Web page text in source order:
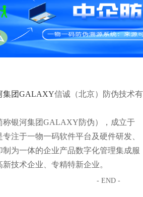
集团GALAXY信诚（北京）防伪技术有
称银河集团GALAXY防伪），成立于
专注于一物一码软件平台及硬件研发、
制为一体的企业产品数字化管理集成服
技术企业、专精特新企业。
- END -